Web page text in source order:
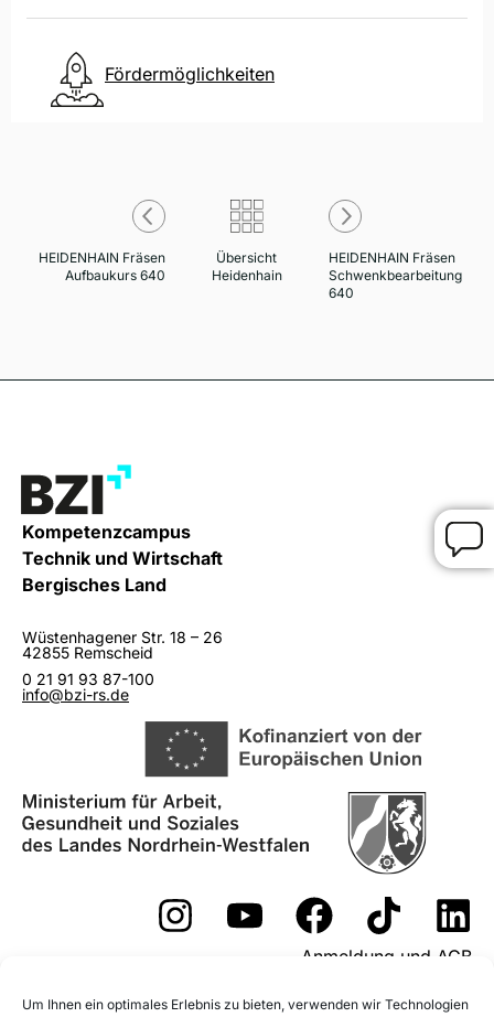
Um Ihnen ein optimales Erlebnis zu bieten, verwenden wir Technologien
Fördermöglichkeiten
HEIDENHAIN Fräsen
Aufbaukurs 640
Übersicht
Heidenhain
HEIDENHAIN Fräsen
Schwenkbearbeitung
640
Kompetenzcampus
Technik und Wirtschaft
Bergisches Land
Wüstenhagener Str. 18 – 26
42855 Remscheid
0 21 91 93 87-100
info@bzi-rs.de
Anmeldung und AGB
Widerrufsformular